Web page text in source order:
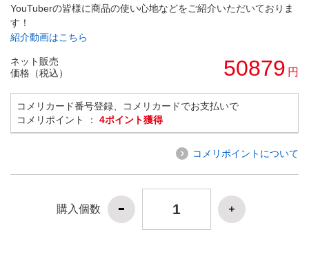
YouTuberの皆様に商品の使い心地などをご紹介いただいておりま
す！
紹介動画はこちら
ネット販売
価格（税込）
50879 円
コメリカード番号登録、コメリカードでお支払いで
コメリポイント ： 4ポイント獲得
コメリポイントについて
購入個数